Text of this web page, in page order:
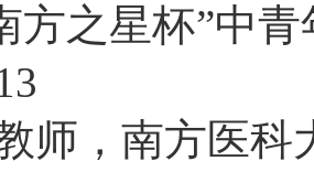
方之星杯”中
师，南方医科